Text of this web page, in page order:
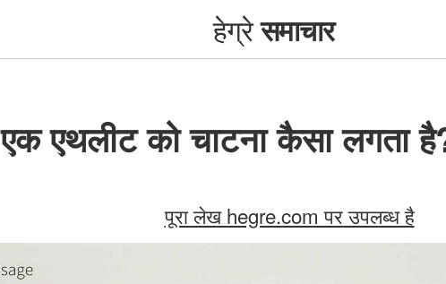
हेग्रेसमाचार
एक एथलीट को चाटना कैसा लगता
पूरा लेख hegre.com पर उपलब्ध है